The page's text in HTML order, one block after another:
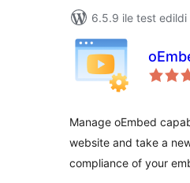
6.5.9 ile test edildi
Manage oEmbed
website and take a
compliance of your